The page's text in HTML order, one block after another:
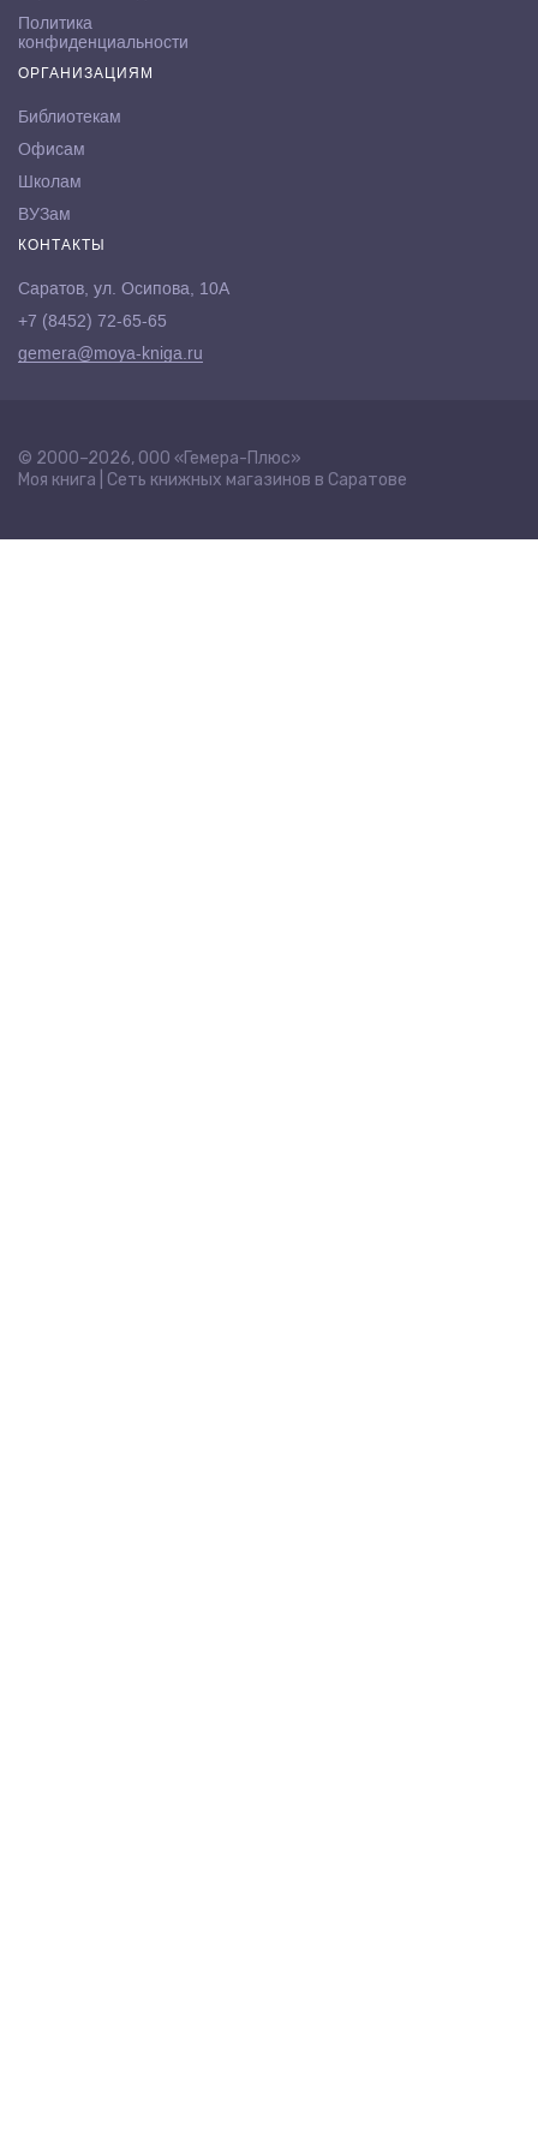
Политика
конфиденциальности
ОРГАНИЗАЦИЯМ
Библиотекам
Офисам
Школам
ВУЗам
КОНТАКТЫ
Саратов, ул. Осипова, 10А
+7 (8452) 72-65-65
gemera@moya-kniga.ru
© 2000–2026, ООО «Гемера-Плюс»
Моя книга | Сеть книжных магазинов в Саратове